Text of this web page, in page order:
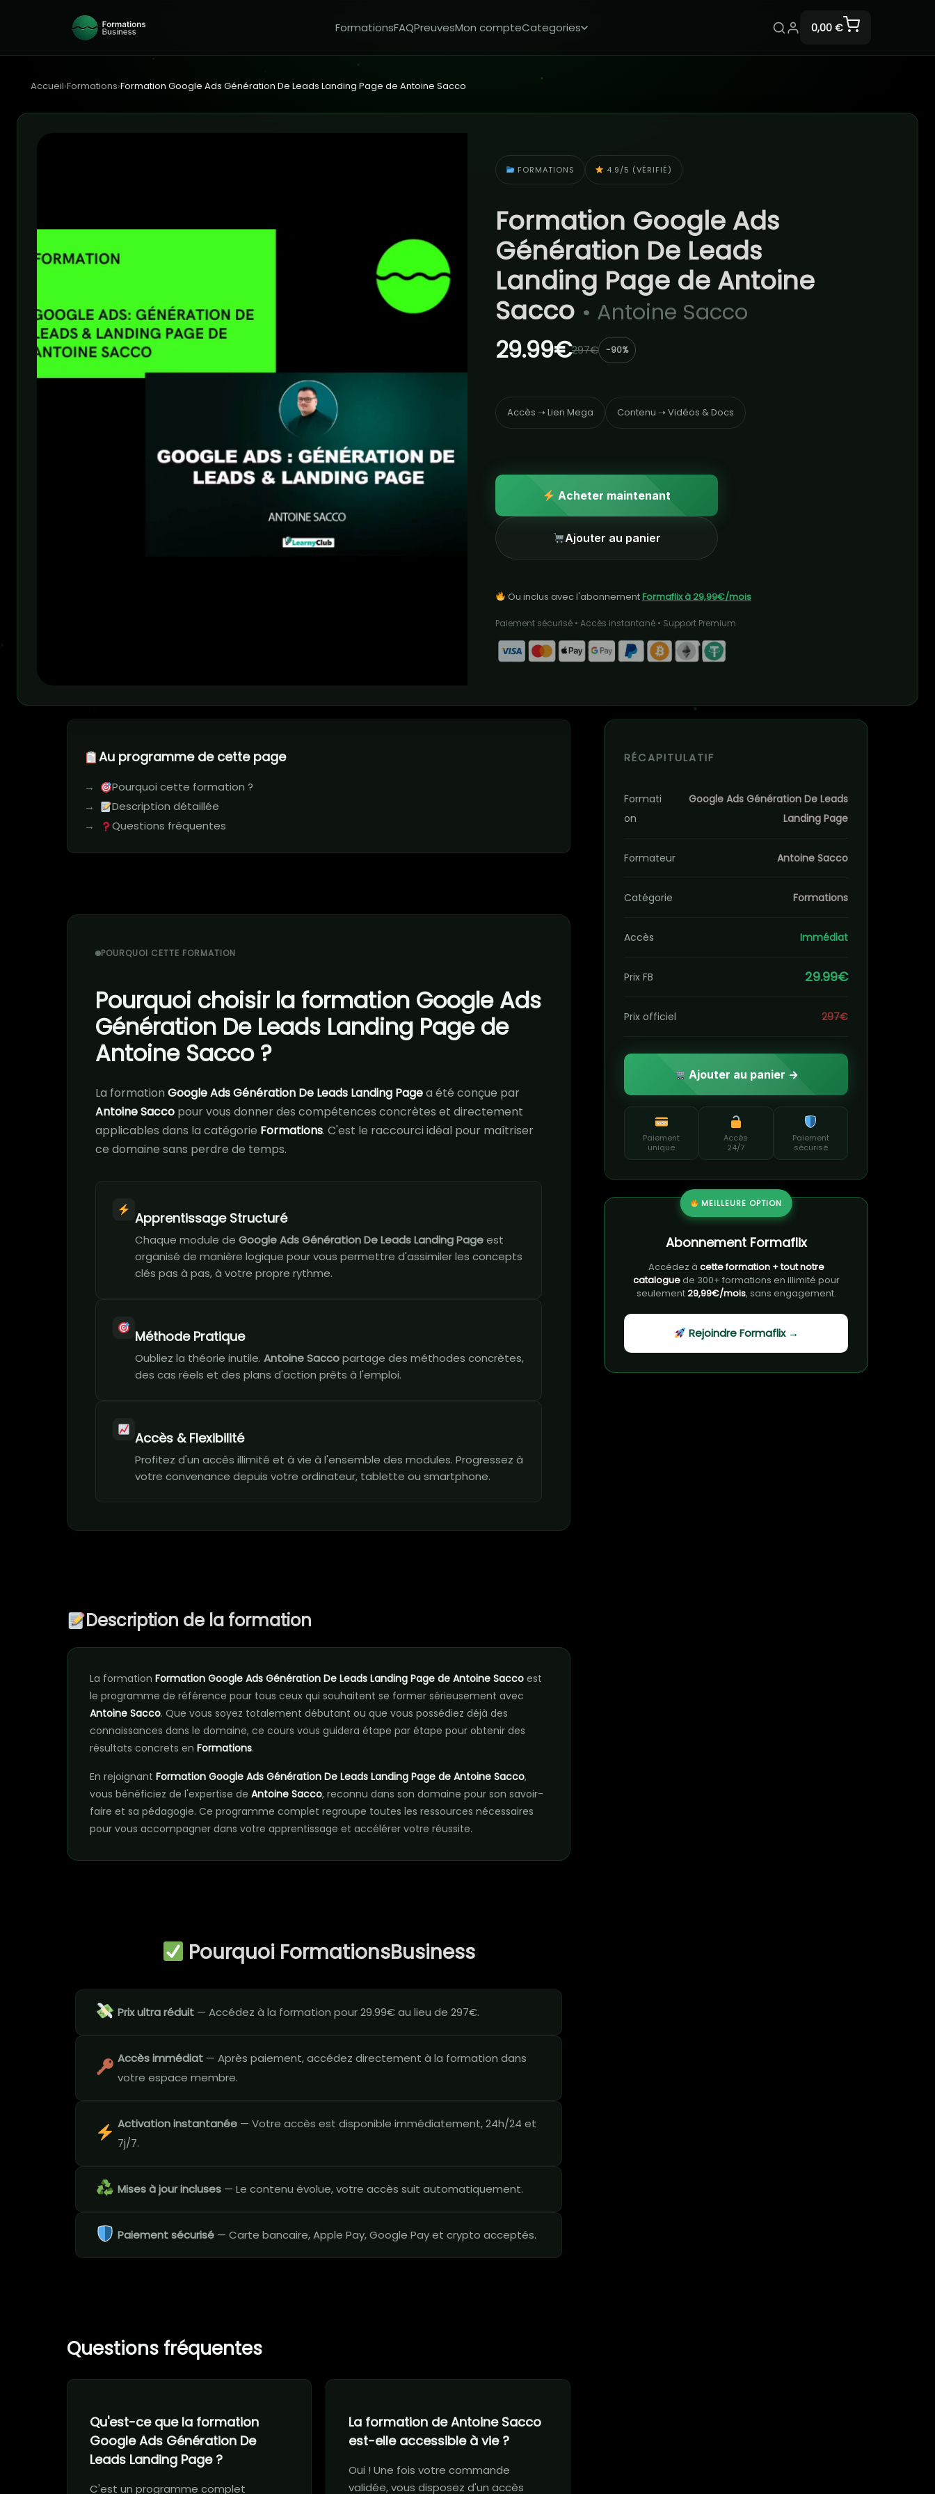
FormationsFAQPreuvesMon compteCategories 0,00 €
Accueil›Formations›Formation Google Ads Génération De Leads Landing Page de Antoine Sacco
FORMATIONS 4.9/5 (VÉRIFIÉ)
Formation Google Ads
Génération De Leads
Landing Page de Antoine
Sacco • Antoine Sacco
29.99€297€ -90%
Accès ➝ Lien Mega Contenu ➝ Vidéos & Docs
Acheter maintenant
Ajouter au panier
Ou inclus avec l'abonnementFormaflix à 29,99€/mois
Paiement sécurisé • Accès instantané • Support Premium
Au programme de cette page
Pourquoi cette formation ?
Description détaillée
Questions fréquentes
POURQUOI CETTE FORMATION
Pourquoi choisir la formation Google Ads
Génération De Leads Landing Page de
Antoine Sacco ?
La formation Google Ads Génération De Leads Landing Pagea été conçue par
Antoine Sacco pour vous donner des compétences concrètes et directement
applicables dans la catégorie Formations. C'est le raccourci idéal pour maîtriser
ce domaine sans perdre de temps.
Apprentissage Structuré
Chaque module de Google Ads Génération De Leads Landing Pageest
organisé de manière logique pour vous permettre d'assimiler les concepts
clés pas à pas, à votre propre rythme.
Méthode Pratique
Oubliez la théorie inutile. Antoine Saccopartage des méthodes concrètes,
des cas réels et des plans d'action prêts à l'emploi.
Accès & Flexibilité
Profitez d'un accès illimité et à vie à l'ensemble des modules. Progressez à
votre convenance depuis votre ordinateur, tablette ou smartphone.
Description de la formation
La formation Formation Google Ads Génération De Leads Landing Page de Antoine Sacco est
le programme de référence pour tous ceux qui souhaitent se former sérieusement avec
Antoine Sacco. Que vous soyez totalement débutant ou que vous possédiez déjà des
connaissances dans le domaine, ce cours vous guidera étape par étape pour obtenir des
résultats concrets en Formations.
En rejoignant Formation Google Ads Génération De Leads Landing Page de Antoine Sacco,
vous bénéficiez de l'expertise de Antoine Sacco, reconnu dans son domaine pour son savoir-
faire et sa pédagogie. Ce programme complet regroupe toutes les ressources nécessaires
pour vous accompagner dans votre apprentissage et accélérer votre réussite.
Pourquoi FormationsBusiness
Prix ultra réduit — Accédez à la formation pour 29.99€ au lieu de 297€.
Accès immédiat — Après paiement, accédez directement à la formation dans
votre espace membre.
Activation instantanée — Votre accès est disponible immédiatement, 24h/24 et
7j/7.
Mises à jour incluses — Le contenu évolue, votre accès suit automatiquement.
Paiement sécurisé — Carte bancaire, Apple Pay, Google Pay et crypto acceptés.
Questions fréquentes
Qu'est-ce que la formation
Google Ads Génération De
Leads Landing Page ?
C'est un programme complet
La formation de Antoine Sacco
est-elle accessible à vie ?
Oui ! Une fois votre commande
validée, vous disposez d'un accès
RÉCAPITULATIF
Formati
on
Google Ads Génération De Leads
Landing Page
Formateur Antoine Sacco
Catégorie Formations
Accès Immédiat
Prix FB 29.99€
Prix officiel 297€
Ajouter au panier →
Paiement
unique
Accès
24/7
Paiement
sécurisé
MEILLEURE OPTION
Abonnement Formaflix
Accédez à cette formation + tout notre
cataloguede 300+ formations en illimité pour
seulement29,99€/mois, sans engagement.
Rejoindre Formaflix →